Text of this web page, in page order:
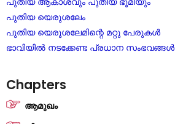
പുതിയ യെരുശലേം
പുതിയ യെരൂശലേമിന്റെ മറ്റു പേരുകൾ
ഭാവിയിൽ നടക്കേണ്ട പ്രധാന സംഭവങ്ങൾ
Chapters
ആമുഖം